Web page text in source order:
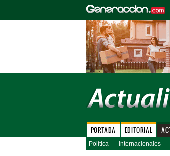
PORTADA EDITORIAL
Política Internacionales